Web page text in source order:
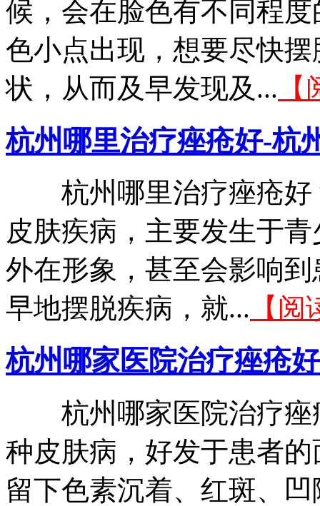
候，会在脸色有不同程
色小点出现，想要尽快
状，从而及早发现及...
杭州哪里治疗痤疮好-杭
杭州哪里治疗痤疮好
皮肤疾病，主要发生于
外在形象，甚至会影响
早地摆脱疾病，就... 【
杭州哪家医院治疗痤疮
杭州哪家医院治疗痤
种皮肤病，好发于患者
留下色素沉着、红斑、